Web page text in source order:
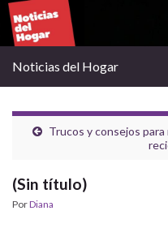
Noticias del Hogar
Trucos y consejos para
(Sin título)
PorDiana